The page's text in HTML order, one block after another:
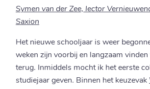
Symen van der Zee, lector
Saxion
Het nieuwe schooljaar is weer
weken zijn voorbij en langzaam
terug. Inmiddels mocht ik het eerste
studiejaar geven. Binnen het keuzevak